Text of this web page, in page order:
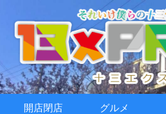
開店閉店 グルメ